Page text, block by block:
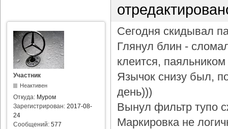
Участник
Неактивен
Откуда: Муром
Зарегистрирован: 2017-08-
24
Сообщений: 577
Сегодня скидывал
Глянул блин -
клеится,
Язычок снизу был,
день)))
Вынул фильтр тупо
Маркировка не